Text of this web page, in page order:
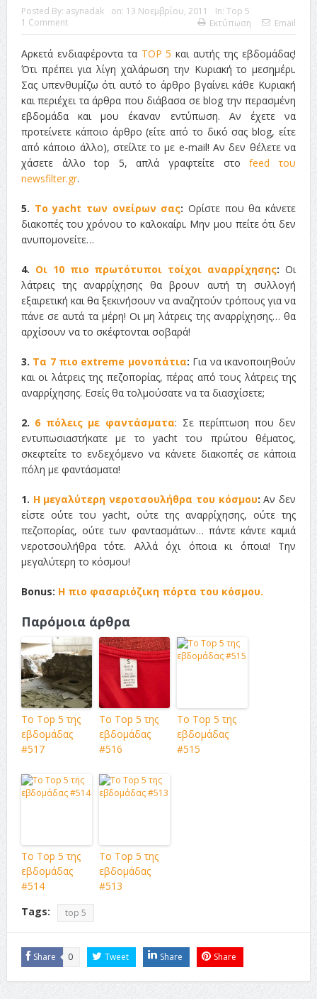
Posted By: asynadak on: 13 Νοεμβρίου, 2011 In: Top 5
1 Comment
Εκτύπωση Email
Αρκετά ενδιαφέροντα τα TOP 5 και αυτής της εβδομάδας!
Ότι πρέπει για λίγη χαλάρωση την Κυριακή το μεσημέρι.
Σας υπενθυμίζω ότι αυτό το άρθρο βγαίνει κάθε Κυριακή
και περιέχει τα άρθρα που διάβασα σε blog την περασμένη
εβδομάδα και μου έκαναν εντύπωση. Αν έχετε να
προτείνετε κάποιο άρθρο (είτε από το δικό σας blog, είτε
από κάποιο άλλο), στείλτε το με e-mail! Αν δεν θέλετε να
χάσετε άλλο top 5, απλά γραφτείτε στοfeed του
newsfilter.gr.
5. Το yacht των ονείρων σας: Ορίστε που θα κάνετε
διακοπές του χρόνου το καλοκαίρι. Μην μου πείτε ότι δεν
ανυπομονείτε…
4. Οι 10 πιο πρωτότυποι τοίχοι αναρρίχησης: Οι
λάτρεις της αναρρίχησης θα βρουν αυτή τη συλλογή
εξαιρετική και θα ξεκινήσουν να αναζητούν τρόπους για να
πάνε σε αυτά τα μέρη! Οι μη λάτρεις της αναρρίχησης… θα
αρχίσουν να το σκέφτονται σοβαρά!
3. Τα 7 πιο extreme μονοπάτια: Για να ικανοποιηθούν
και οι λάτρεις της πεζοπορίας, πέρας από τους λάτρεις της
αναρρίχησης. Εσείς θα τολμούσατε να τα διασχίσετε;
2. 6 πόλεις με φαντάσματα: Σε περίπτωση που δεν
εντυπωσιαστήκατε με το yacht του πρώτου θέματος,
σκεφτείτε το ενδεχόμενο να κάνετε διακοπές σε κάποια
πόλη με φαντάσματα!
1. Η μεγαλύτερη νεροτσουλήθρα του κόσμου: Αν δεν
είστε ούτε του yacht, ούτε της αναρρίχησης, ούτε της
πεζοπορίας, ούτε των φαντασμάτων… πάντε κάντε καμιά
νεροτσουλήθρα τότε. Αλλά όχι όποια κι όποια! Την
μεγαλύτερη το κόσμου!
Bonus: Η πιο φασαριόζικη πόρτα του κόσμου.
Παρόμοια άρθρα
Το Top 5 της
εβδομάδας
#517
Το Top 5 της
εβδομάδας
#516
Το Top 5 της
εβδομάδας
#515
Το Top 5 της
εβδομάδας
#514
Το Top 5 της
εβδομάδας
#513
Tags:
top 5
Share 0 Tweet Share Share